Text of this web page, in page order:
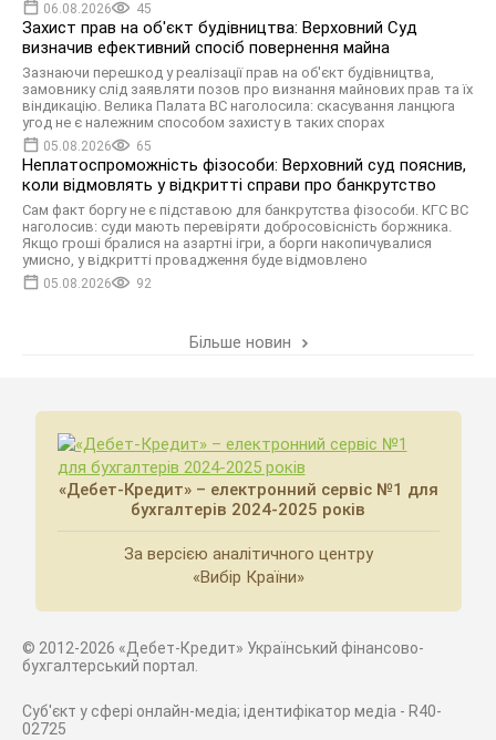
06.08.2026 45
Захист прав на об'єкт будівництва: Верховний Суд
визначив ефективний спосіб повернення майна
Зазнаючи перешкод у реалізації прав на об'єкт будівництва,
замовнику слід заявляти позов про визнання майнових прав та їх
віндикацію. Велика Палата ВС наголосила: скасування ланцюга
угод не є належним способом захисту в таких спорах
05.08.2026 65
Неплатоспроможність фізособи: Верховний суд пояснив,
коли відмовлять у відкритті справи про банкрутство
Сам факт боргу не є підставою для банкрутства фізособи. КГС ВС
наголосив: суди мають перевіряти добросовісність боржника.
Якщо гроші бралися на азартні ігри, а борги накопичувалися
умисно, у відкритті провадження буде відмовлено
05.08.2026 92
Більше новин
«Дебет-Кредит» – електронний сервіс №1 для
бухгалтерів 2024-2025 років
За версією аналітичного центру
«Вибір Країни»
© 2012-2026 «Дебет-Кредит» Український фінансово-
бухгалтерський портал.
Суб'єкт у сфері онлайн-медіа; ідентифікатор медіа - R40-
02725